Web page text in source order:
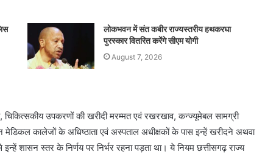
लोकभवन में संत कबीर राज्यस्तरीय हथकरघा
पुरस्कार वितरित करेंगे सीएम योगी
August 7, 2026
चिकित्सकीय उपकरणों की खरीदी मरम्मत एवं रखरखाव, कन्ज्यूमेबल सामग्री
मेडिकल कालेजों के अधिष्ठाता एवं अस्पताल अधीक्षकों के पास इन्हें खरीदने अथवा
शासन स्तर के निर्णय पर निर्भर रहना पड़ता था। ये नियम छत्तीसगढ़ राज्य